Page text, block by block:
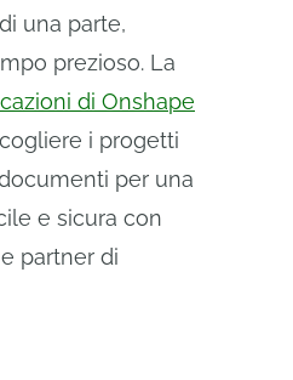
una parte,
prezioso. La
di Onshape
i progetti
per una
e sicura con
partner di